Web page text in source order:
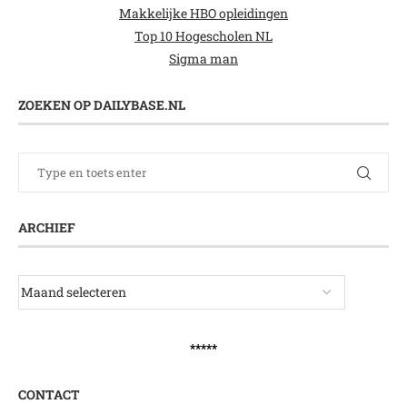
Makkelijke HBO opleidingen
Top 10 Hogescholen NL
Sigma man
ZOEKEN OP DAILYBASE.NL
ARCHIEF
*****
CONTACT